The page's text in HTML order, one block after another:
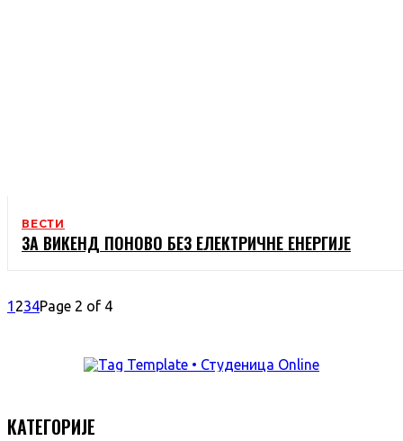
ВЕСТИ
ЗА ВИКЕНД ПОНОВО БЕЗ ЕЛЕКТРИЧНЕ ЕНЕРГИЈЕ
1 234Page 2 of 4
КАТЕГОРИЈЕ